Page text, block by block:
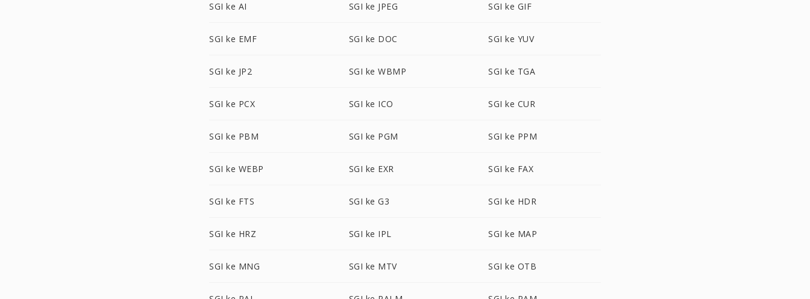
SGI ke AI SGI ke JPEG SGI ke GIF
SGI ke EMF SGI ke DOC SGI ke YUV
SGI ke JP2 SGI ke WBMP SGI ke TGA
SGI ke PCX SGI ke ICO SGI ke CUR
SGI ke PBM SGI ke PGM SGI ke PPM
SGI ke WEBP SGI ke EXR SGI ke FAX
SGI ke FTS SGI ke G3 SGI ke HDR
SGI ke HRZ SGI ke IPL SGI ke MAP
SGI ke MNG SGI ke MTV SGI ke OTB